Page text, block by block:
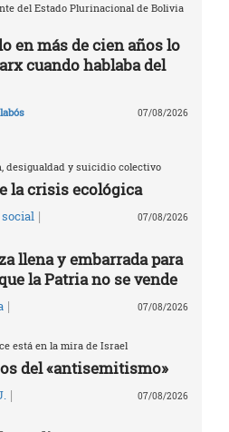
del Estado Plurinacional de Bolivia
en más de cien años lo
cuando hablaba del
07/08/2026
desigualdad y suicidio colectivo
la crisis ecológica
| 07/08/2026
llena y embarrada para
la Patria no se vende
| 07/08/2026
está en la mira de Israel
del «antisemitismo»
| 07/08/2026